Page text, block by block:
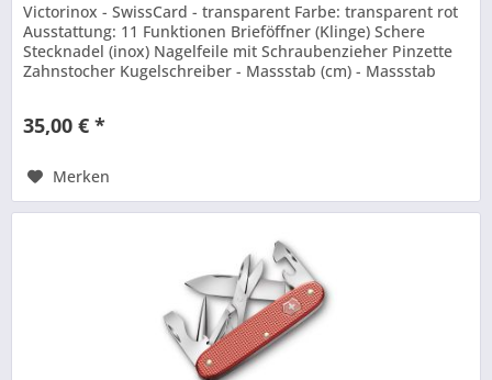
Victorinox - SwissCard - transparent Farbe: transparent rot
Ausstattung: 11 Funktionen Brieföffner (Klinge) Schere
Stecknadel (inox) Nagelfeile mit Schraubenzieher Pinzette
Zahnstocher Kugelschreiber - Massstab (cm) - Massstab
35,00 € *
Merken